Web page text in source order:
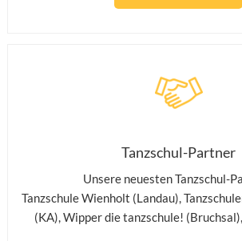
Tanzschul-Partner
Unsere neuesten Tanzschul-
Tanzschule Wienholt (Landau),
(KA),Wipper die tanzschule! (Bruchsal),